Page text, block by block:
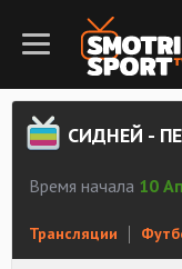
Время начала 10
Трансляции